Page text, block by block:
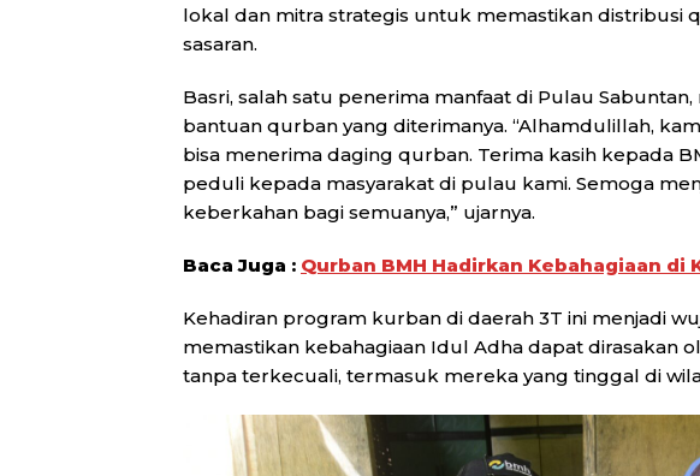
lokal dan mitra strategis untuk memastikan distribusi
sasaran.
Basri, salah satu penerima manfaat di Pulau
bantuan qurban yang diterimanya. “Alhamdulillah,
bisa menerima daging qurban. Terima kasih kepada
peduli kepada masyarakat di pulau kami. Semoga
keberkahan bagi semuanya,” ujarnya.
Baca Juga : Qurban BMH Hadirkan Kebahagiaan di
Kehadiran program kurban di daerah 3T ini menjadi
memastikan kebahagiaan Idul Adha dapat dirasakan
tanpa terkecuali, termasuk mereka yang tinggal di